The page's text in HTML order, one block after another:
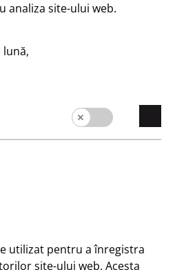
/ Română
a neregulilor
analiza site-ului web.
lună,
utilizat pentru a înregistra
site-ului web. Acesta